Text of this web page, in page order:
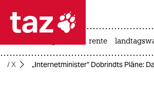
 taz zahl ich
taz zahl ich
rente
/ X „Internetminister“ Dobrindts Pläne: